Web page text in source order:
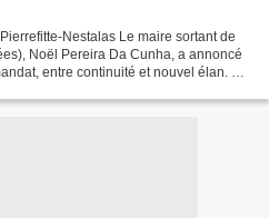
Nestalas Le maire sortant de
Noël Pereira Da Cunha, a annoncé
entre continuité et nouvel élan. Elu